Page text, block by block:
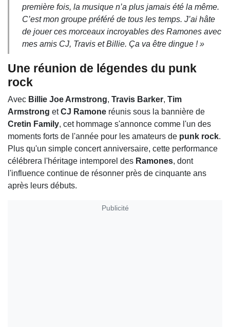
première fois, la musique n’a plus jamais été la même.
C’est mon groupe préféré de tous les temps. J’ai hâte
de jouer ces morceaux incroyables des Ramones avec
mes amis CJ, Travis et Billie. Ça va être dingue ! »
Une réunion de légendes du punk
rock
Avec Billie Joe Armstrong, Travis Barker, Tim
Armstrong etCJ Ramone réunis sous la bannière de
Cretin Family, cet hommage s'annonce comme l'un des
moments forts de l'année pour les amateurs de punk rock.
Plus qu'un simple concert anniversaire, cette performance
célébrera l'héritage intemporel des Ramones, dont
l'influence continue de résonner près de cinquante ans
après leurs débuts.
Publicité